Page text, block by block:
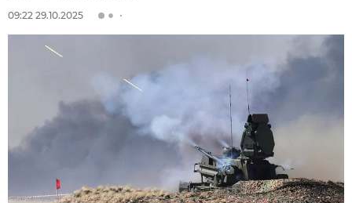
09:22 29.10.2025